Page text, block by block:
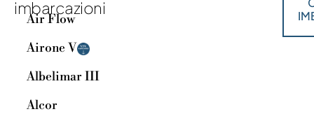
imbarcazioni
Air Flow
Airone V
Albelimar III
Alcor